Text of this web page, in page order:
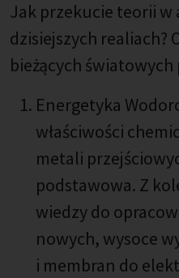
Jak przekucie teorii w
dzisiejszych realiach?
bieżących
Energetyka
właściwości
metali
podstawowa. Z
wiedzy do
nowych, wysoce
i membran do